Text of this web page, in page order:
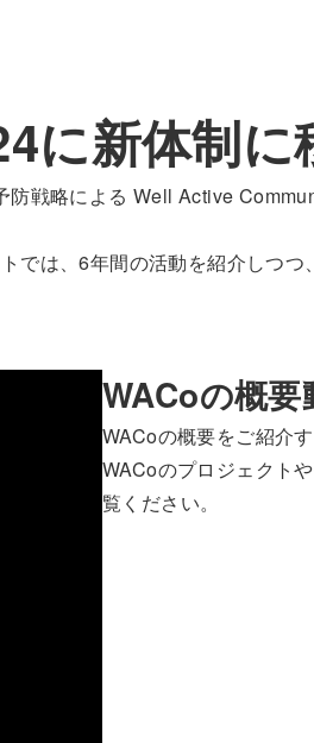
に新体制に
戦略による Well Active
は、6年間の活動を紹介しつ
WACoの概要
WACoの概要をご紹介す
WACoのプロジェクトや
覧ください。